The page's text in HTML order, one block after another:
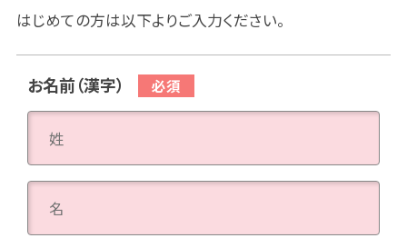
はじめての方は以下よりご入力ください。
お名前（漢字）